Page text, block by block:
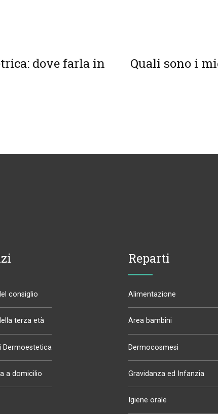
dove farla in
Quali sono i
consiglio
terza età
Dermoestetica
a domicilio
Reparti
Alimentazione
Area bambini
Dermocosmesi
Gravidanza ed Infanzia
Igiene orale